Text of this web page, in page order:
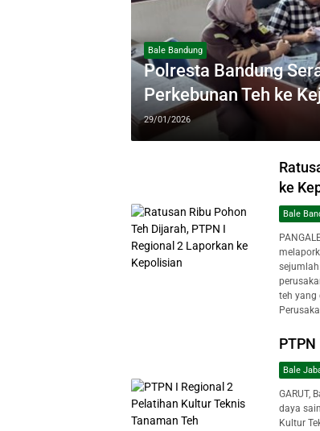
Bale Bandung
Polresta Bandung
Perkebunan Teh ke
29/01/2026
ke
Bale
teh yang
Bale
GARUT,
daya
Kultur